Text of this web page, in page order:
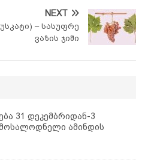
NEXT
– სასუფრე
ვაზის ჯიში
31 დეკემბრიდან-3
ამინდის